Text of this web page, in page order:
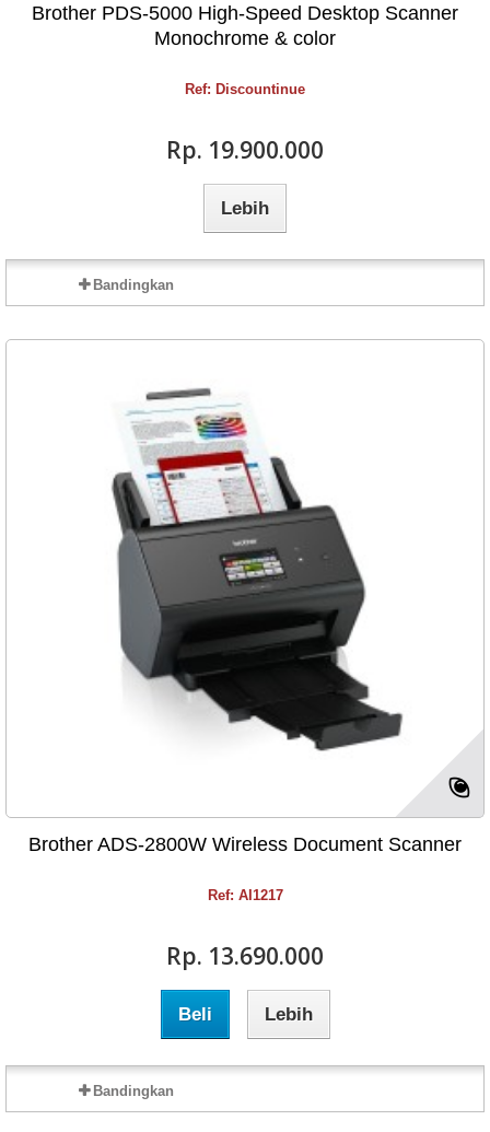
Brother PDS-5000 High-Speed Desktop Scanner
Monochrome & color
Ref: Discountinue
Rp‎. 19.900.000
Lebih
Bandingkan
Brother ADS-2800W Wireless Document Scanner
Ref: AI1217
Rp‎. 13.690.000
Beli Lebih
Bandingkan